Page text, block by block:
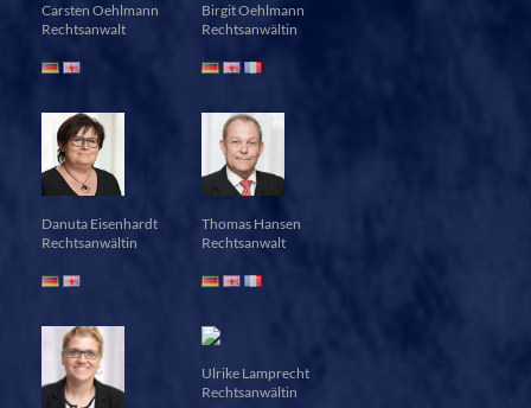
Carsten Oehlmann
Rechtsanwalt
Birgit Oehlmann
Rechtsanwältin
Danuta Eisenhardt
Rechtsanwältin
Thomas Hansen
Rechtsanwalt
Ulrike Lamprecht
Rechtsanwältin